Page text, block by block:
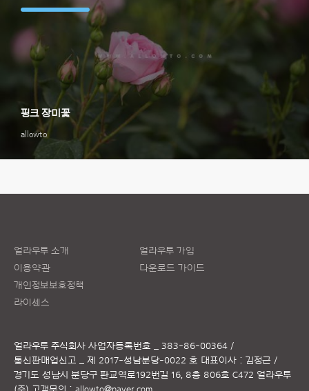
allowto
핑크 장미꽃
얼라우투 소개
이용약관
개인정보보호정책
라이센스
얼라우투 가입
다운로드 가이드
얼라우투 주식회사 사업자등록번호 _ 383-86-00364 /
통신판매업신고 _ 제 2017-성남분당-0022 호 대표이사 : 김정근 /
경기도 성남시 분당구 판교역로192번길 16, 8층 806호 C472 얼라우투